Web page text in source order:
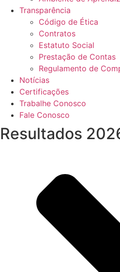
Transparência
Código de Ética
Contratos
Estatuto Social
Prestação de Contas
Regulamento de
Notícias
Certificações
Trabalhe Conosco
Fale Conosco
Resultados